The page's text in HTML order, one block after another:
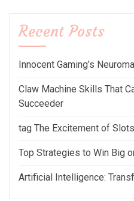
Recent Posts
Innocent Gaming’s
Claw Machine Skills That
Succeeder
tag The Excitement of
Top Strategies to Win Big
Artificial Intelligence: